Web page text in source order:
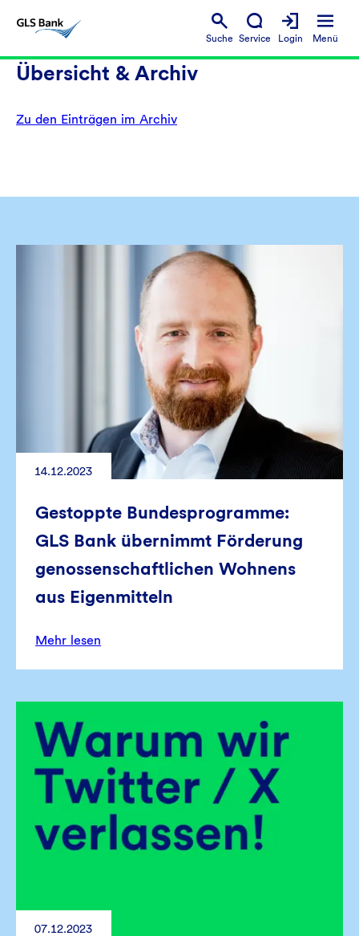
Suche Service Login Menü
Übersicht & Archiv
Zu den Einträgen im Archiv
14.12.2023
Gestoppte Bundesprogramme:
GLS Bank übernimmt Förderung
genossenschaftlichen Wohnens
aus Eigenmitteln
Mehr lesen
07.12.2023